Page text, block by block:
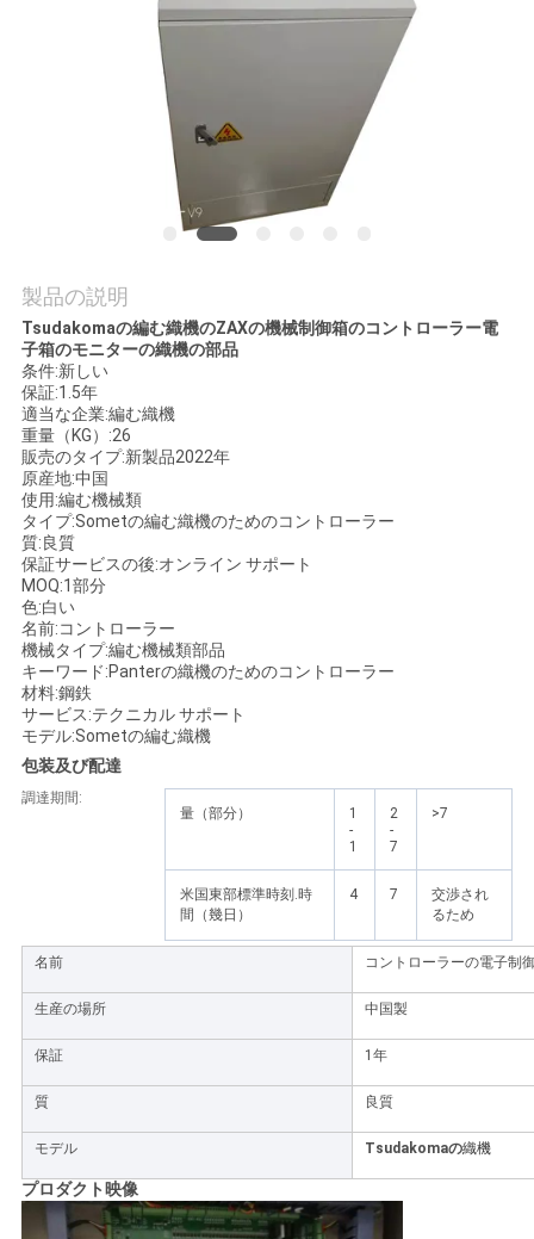
管
理
連
絡
く
だ
さ
い
ニ
ュ
引
金
を
求
め
て
製品の説明
Tsudakomaの編む織機のZAXの機械制御箱のコントローラー電
子箱のモニターの織機の部品
条件:新しい
保証:1.5年
適当な企業:編む織機
重量（KG）:26
販売のタイプ:新製品2022年
原産地:中国
使用:編む機械類
タイプ:Sometの編む織機のためのコントローラー
質:良質
保証サービスの後:オンライン サポート
MOQ:1部分
色:白い
名前:コントローラー
機械タイプ:編む機械類部品
キーワード:Panterの織機のためのコントローラー
材料:鋼鉄
サービス:テクニカル サポート
モデル:Sometの編む織機
包装及び配達
調達期間:
量（部分）
1
-
1
2
-
7
>7
米国東部標準時刻.時
間（幾日）
4 7
交渉され
るため
名前 コントローラーの電子制
生産の場所 中国製
保証 1年
質 良質
モデル Tsudakomaの織機
プロダクト映像